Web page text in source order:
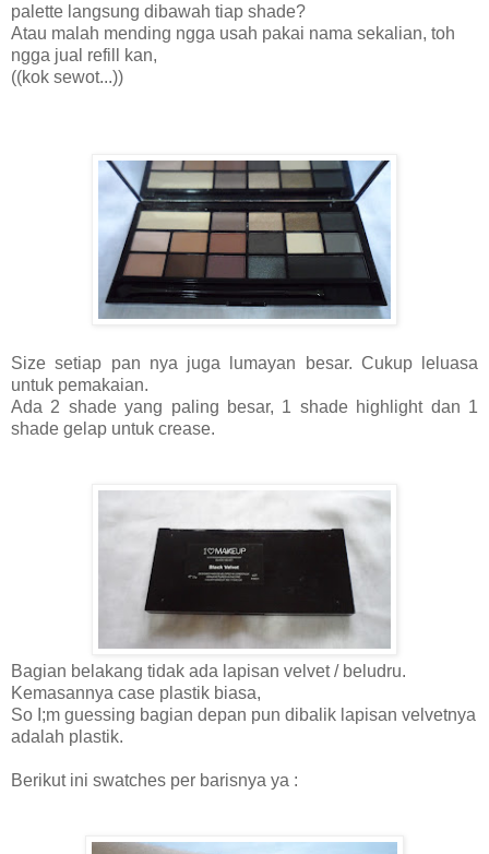
palette langsung dibawah tiap shade?
Atau malah mending ngga usah pakai nama sekalian, toh
ngga jual refill kan,
((kok sewot...))
Size setiap pan nya juga lumayan besar. Cukup leluasa
untuk pemakaian.
Ada 2 shade yang paling besar, 1 shade highlight dan 1
shade gelap untuk crease.
Bagian belakang tidak ada lapisan velvet / beludru.
Kemasannya case plastik biasa,
So I;m guessing bagian depan pun dibalik lapisan velvetnya
adalah plastik.
Berikut ini swatches per barisnya ya :